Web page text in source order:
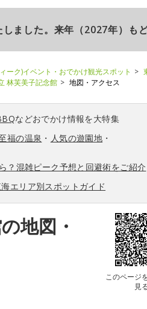
ました。来年（2027年）も
ーク)イベント・おでかけ観光スポット
林芙美子記念館 地図・アクセス
などおでかけ情報を大特集
福の温泉 ・ 人気の遊園地 ・
？混雑ピーク予想と回避術をご紹介
エリア別スポットガイド
地図・
このページ
見